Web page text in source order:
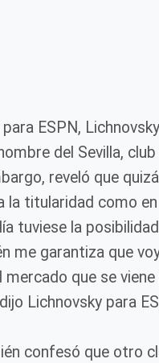
ESPN,
del Sevilla, club
reveló que
la titularidad como en
tuviese la
me garantiza que
mercado que se
Lichnovsky para
confesó que otro